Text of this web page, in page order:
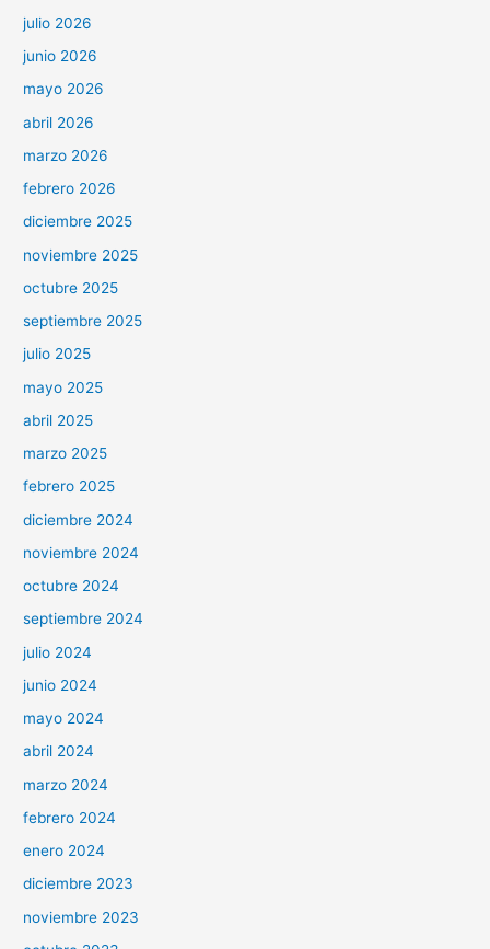
julio 2026
junio 2026
mayo 2026
abril 2026
marzo 2026
febrero 2026
diciembre 2025
noviembre 2025
octubre 2025
septiembre 2025
julio 2025
mayo 2025
abril 2025
marzo 2025
febrero 2025
diciembre 2024
noviembre 2024
octubre 2024
septiembre 2024
julio 2024
junio 2024
mayo 2024
abril 2024
marzo 2024
febrero 2024
enero 2024
diciembre 2023
noviembre 2023